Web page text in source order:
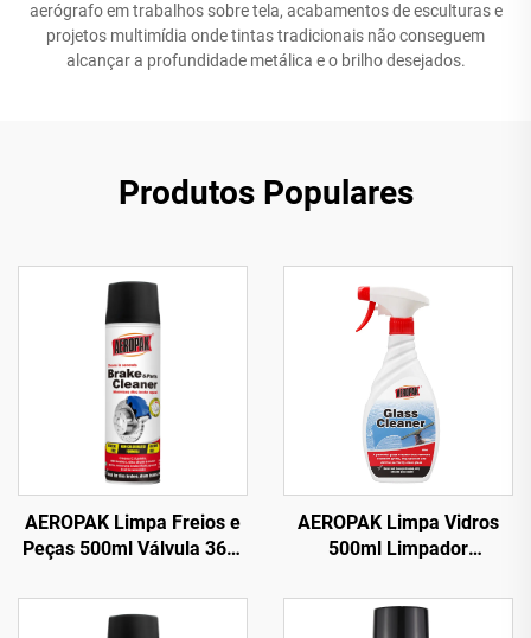
aerógrafo em trabalhos sobre tela, acabamentos de esculturas e
projetos multimídia onde tintas tradicionais não conseguem
alcançar a profundidade metálica e o brilho desejados.
Produtos Populares
AEROPAK Limpa Freios e
Peças 500ml Válvula 360°
para Freios
AEROPAK Limpa Vidros
500ml Limpador
Superfícies para Carro e
Uso Doméstico